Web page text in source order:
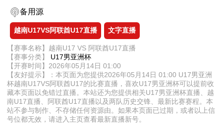
备用源
越南U17VS阿联酋U17直播 文字直播
【赛事名称】越南U17 VS 阿联酋U17直播
【赛事分类】 U17男亚洲杯
【开赛时间】2026年05月14日 01:00
【友好提示】：本页面为您提供2026年05月14日 01:00 U17男亚洲
杯越南U17VS阿联酋U17的比赛直播，喜欢U17男亚洲杯可以提前收
藏本页面以免错过直播。本站还为您提供相关U17男亚洲杯直播、越
南U17直播、阿联酋U17直播以及两队历史交锋、最新比赛赛程。本
站不参与制作、不存储任何资源由。如果本页面已过期，或者以上信
号位都无效，请进入主页查看最新直播新号。